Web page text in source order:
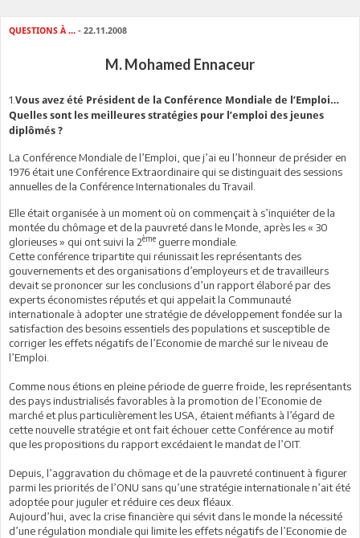
QUESTIONS À ... - 22.11.2008
M. Mohamed Ennaceur
1. Vous avez été Président de la Conférence Mondiale de l’Emploi…
Quelles sont les meilleures stratégies pour l’emploi des jeunes
diplômés ?
La Conférence Mondiale de l’Emploi, que j’ai eu l’honneur de présider en
1976 était une Conférence Extraordinaire qui se distinguait des sessions
annuelles de la Conférence Internationales du Travail.
Elle était organisée à un moment où on commençait à s’inquiéter de la
montée du chômage et de la pauvreté dans le Monde, après les « 30
glorieuses » qui ont suivi la 2ème guerre mondiale.
Cette conférence tripartite qui réunissait les représentants des
gouvernements et des organisations d’employeurs et de travailleurs
devait se prononcer sur les conclusions d’un rapport élaboré par des
experts économistes réputés et qui appelait la Communauté
internationale à adopter une stratégie de développement fondée sur la
satisfaction des besoins essentiels des populations et susceptible de
corriger les effets négatifs de l’Economie de marché sur le niveau de
l’Emploi.
Comme nous étions en pleine période de guerre froide, les représentants
des pays industrialisés favorables à la promotion de l’Economie de
marché et plus particulièrement les USA, étaient méfiants à l’égard de
cette nouvelle stratégie et ont fait échouer cette Conférence au motif
que les propositions du rapport excédaient le mandat de l’OIT.
Depuis, l’aggravation du chômage et de la pauvreté continuent à figurer
parmi les priorités de l’ONU sans qu’une stratégie internationale n’ait été
adoptée pour juguler et réduire ces deux fléaux.
Aujourd’hui, avec la crise financière qui sévit dans le monde la nécessité
d’une régulation mondiale qui limite les effets négatifs de l’Economie de